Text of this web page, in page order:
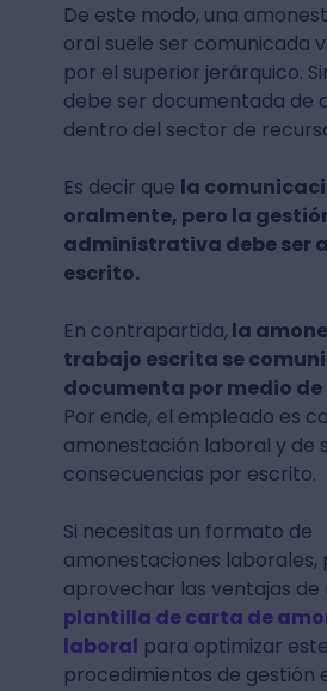
De este modo, una
oral suele ser comunicada
por el superior jerárquico.
debe ser documentada de
dentro del sector de
Es decir que la
oralmente, pero la
administrativa debe ser
escrito.
En contrapartida, la
trabajo escrita se
documenta por medio
Por ende, el empleado es
amonestación laboral y de
consecuencias por escrito.
Si necesitas un formato de
amonestaciones laborales,
aprovechar las ventajas de
plantilla de carta de
laboral para optimizar
procedimientos de gestión